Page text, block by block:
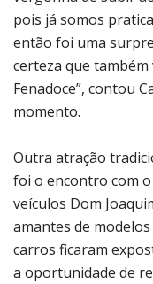
pois já somos
então foi uma
certeza que
Fenadoce”, contou
momento.
Outra atração
foi o encontro com
veículos Dom
amantes de
carros ficaram
a oportunidade de